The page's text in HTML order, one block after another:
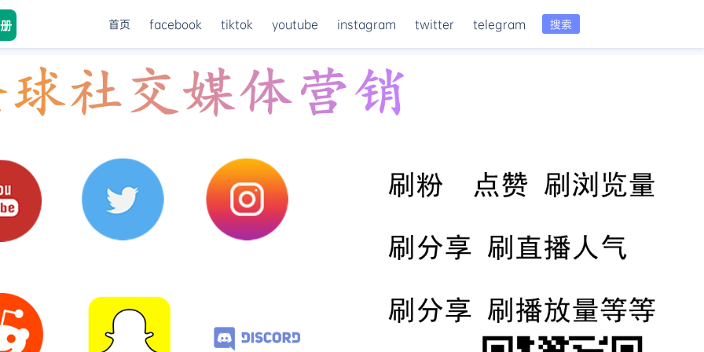
搜索
首页 facebook tiktok youtube instagram twitter telegram